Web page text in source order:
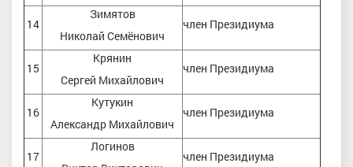
14
Зимятов
Николай Семёнович
член Президиума
15
Крянин
Сергей Михайлович
член Президиума
16
Кутукин
Александр Михайлович
член Президиума
17
Логинов
член Президиума